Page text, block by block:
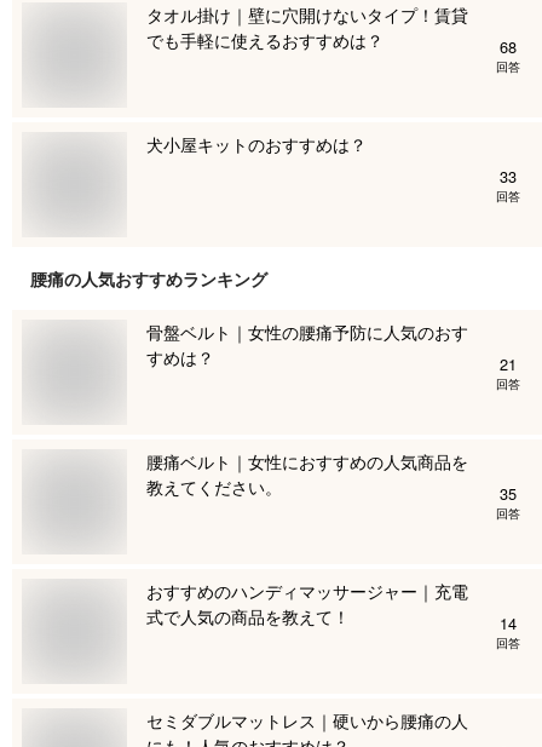
タオル掛け｜壁に穴開けないタイプ！賃貸
でも手軽に使えるおすすめは？
68
回答
犬小屋キットのおすすめは？
33
回答
腰痛の人気おすすめランキング
骨盤ベルト｜女性の腰痛予防に人気のおす
すめは？
21
回答
腰痛ベルト｜女性におすすめの人気商品を
教えてください。
35
回答
おすすめのハンディマッサージャー｜充電
式で人気の商品を教えて！
14
回答
セミダブルマットレス｜硬いから腰痛の人